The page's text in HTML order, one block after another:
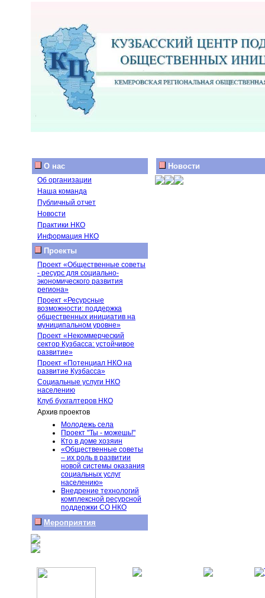
О нас
Об организации
Наша команда
Публичный отчет
Новости
Практики НКО
Информация НКО
Проекты
Проект «Общественные советы
- ресурс для социально-
экономического развития
региона»
Проект «Ресурсные
возможности: поддержка
общественных инициатив на
муниципальном уровне»
Проект «Некоммерческий
сектор Кузбасса: устойчивое
развитие»
Проект «Потенциал НКО на
развитие Кузбасса»
Социальные услуги НКО
населению
Клуб бухгалтеров НКО
Архив проектов
Молодежь села
Проект "Ты - можешь!"
Кто в доме хозяин
«Общественные советы
– их роль в развитии
новой системы оказания
социальных услуг
населению»
Внедрение технологий
комплексной ресурсной
поддержки СО НКО
Мероприятия
Новости